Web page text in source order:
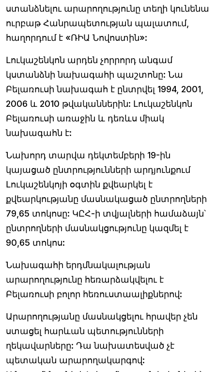
ստանձնելու արարողությունը տեղի կունենա
ուրբաթ Հանրապետության պալատում,
հաղորդում է «ՌԻԱ Նովոստին»:
Լուկաշենկոն արդեն չորրորդ անգամ
կստանձնի նախագահի պաշտոնը: Նա
Բելառուսի նախագահ է ընտրվել 1994, 2001,
2006 և 2010 թվականներին: Լուկաշենկոն
Բելառուսի առաջին և դեռևս միակ
նախագահն է:
Նախորդ տարվա դեկտեմբերի 19-ին
կայացած ընտրությունների արդյունքում
Լուկաշենկոյի օգտին քվեարկել է
քվեարկությանը մասնակացած ընտրողների
79,65 տոկոսը: ԿԸՀ-ի տվյալների համաձայն՝
ընտրողների մասնակցությունը կազմել է
90,65 տոկոս:
Նախագահի երդմնակալության
արարողությունը հեռարձակվելու է
Բելառուսի բոլոր հեռուստաալիքներով:
Արարողությանը մասնակցելու հրավեր չեն
ստացել հարևան պետությունների
ղեկավարները: Դա նախատեսված չէ
պետական արարողակարգով: